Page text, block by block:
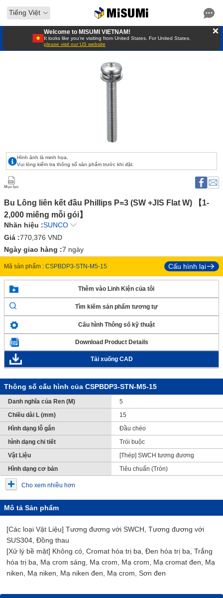
Tiếng Việt
Welcome to MISUMI VIETNAM!
It looks like you’re visiting from United States. For United States,
please visit our US website
Hình ảnh là minh họa.
Vui lòng kiểm tra thông số sản phẩm trước khi đặt.
Mục lục
Bu Lông liên kết đầu Phillips P=3 (SW +JIS Flat W) 【1-
2,000 miếng mỗi gói】
Nhãn hiệu :SUNCO
Giá :770,376 VND
Ngày giao hàng :7 ngày
Mã sản phẩm : CSPBDP3-STN-M5-15 Cấu hình lại
Thêm vào Linh Kiện của tôi
Tìm kiếm sản phẩm tương tự
Cấu hình Thông số kỹ thuật
Download Product Details
Tải xuống CAD
Thông số cấu hình của CSPBDP3-STN-M5-15
Danh nghĩa của Ren (M)
5
Chiều dài L (mm)
15
Hình dạng lỗ gắn
Đầu chéo
hình dạng chi tiết
Trói buộc
Vật Liệu
[Thép] SWCH tương đương
Hình dạng cơ bản
Tiêu chuẩn (Tròn)
Cho xem nhiều hơn
Mô tả Sản phẩm
[Các loại Vật Liệu] Tương đương với SWCH, Tương đương với
SUS304, Đồng thau
[Xử lý bề mặt] Không có, Cromat hóa trị ba, Đen hóa trị ba, Trắng
hóa trị ba, Mạ crom sáng, Mạ crom, Mạ crom, Mạ cromat đen, Mạ
niken, Mạ niken, Mạ niken đen, Mạ crom, Sơn đen